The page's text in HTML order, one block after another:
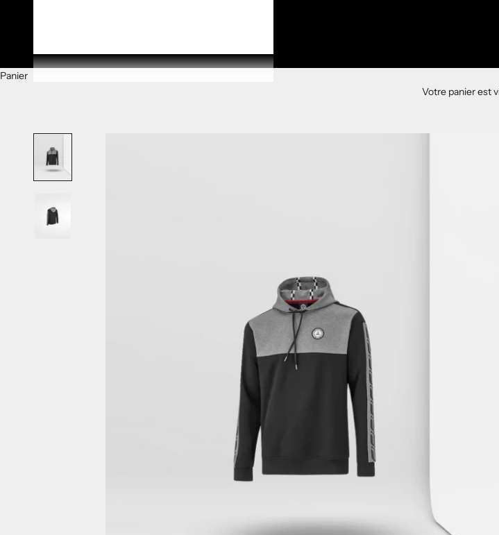
Panier
Votre panier est